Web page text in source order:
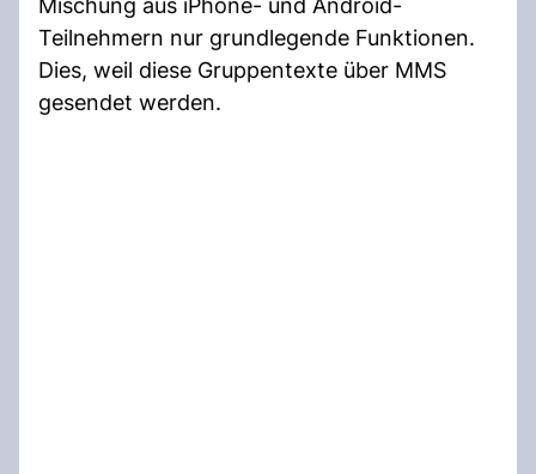
Mischung aus iPhone- und Android-
Teilnehmern nur grundlegende Funktionen.
Dies, weil diese Gruppentexte über MMS
gesendet werden.